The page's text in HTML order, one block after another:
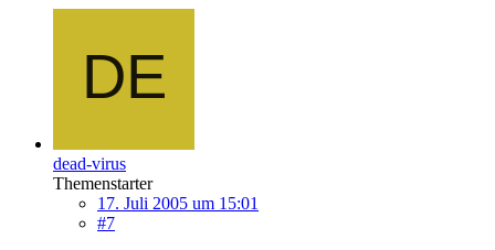
dead-virus
Themenstarter
17. Juli 2005 um 15:01
#7